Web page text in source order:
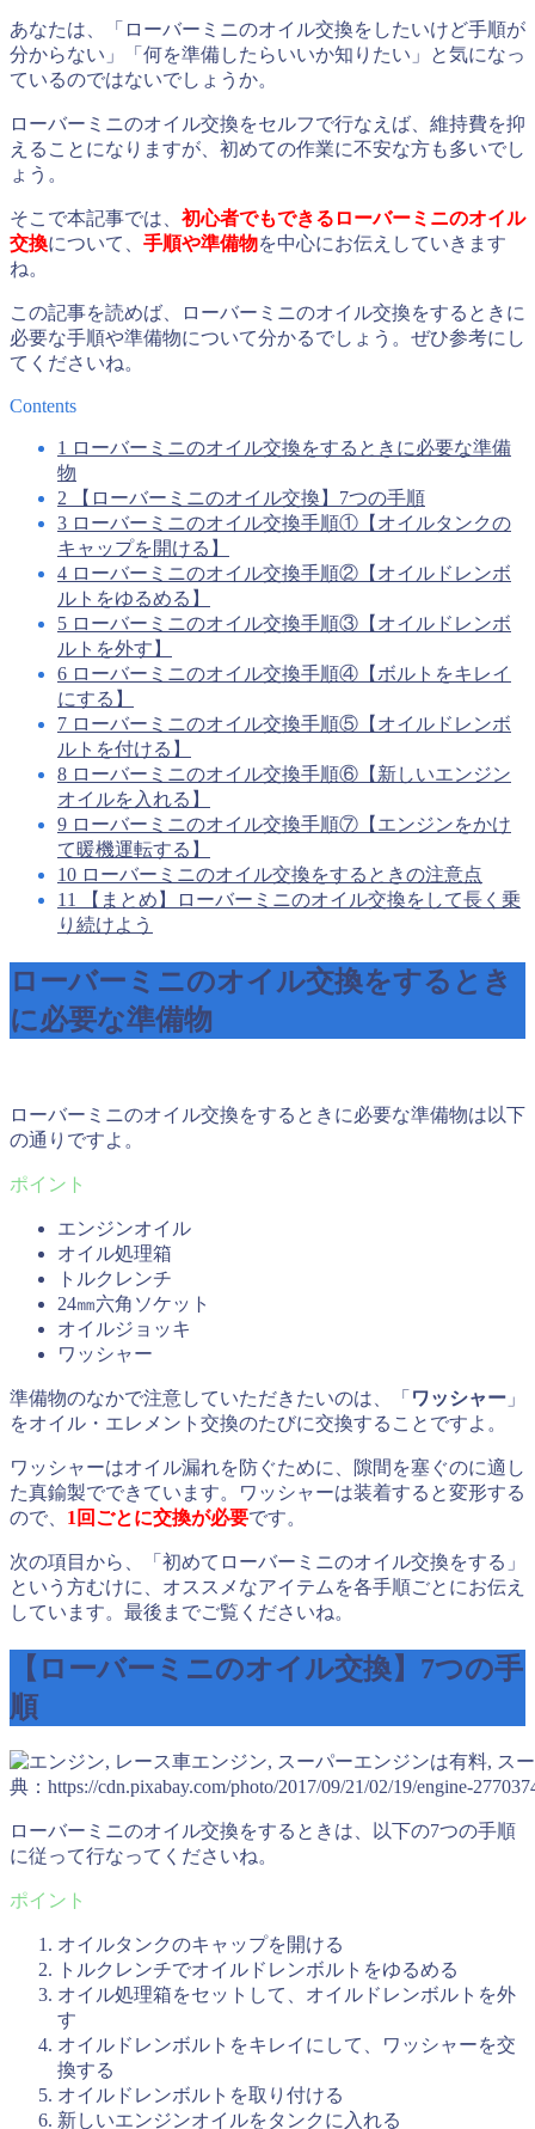
あなたは、「ローバーミニのオイル交換をしたいけど手順が
分からない」「何を準備したらいいか知りたい」と気になっ
ているのではないでしょうか。
ローバーミニのオイル交換をセルフで行なえば、維持費を抑
えることになりますが、初めての作業に不安な方も多いでし
ょう。
そこで本記事では、 初心者でもできるローバーミニのオイル
交換について、 手順や準備物を中心にお伝えしていきます
ね。
この記事を読めば、ローバーミニのオイル交換をするときに
必要な手順や準備物について分かるでしょう。ぜひ参考にし
てくださいね。
Contents
1 ローバーミニのオイル交換をするときに必要な準備
物
2 【ローバーミニのオイル交換】7つの手順
3 ローバーミニのオイル交換手順①【オイルタンクの
キャップを開ける】
4 ローバーミニのオイル交換手順②【オイルドレンボ
ルトをゆるめる】
5 ローバーミニのオイル交換手順③【オイルドレンボ
ルトを外す】
6 ローバーミニのオイル交換手順④【ボルトをキレイ
にする】
7 ローバーミニのオイル交換手順⑤【オイルドレンボ
ルトを付ける】
8 ローバーミニのオイル交換手順⑥【新しいエンジン
オイルを入れる】
9 ローバーミニのオイル交換手順⑦【エンジンをかけ
て暖機運転する】
10 ローバーミニのオイル交換をするときの注意点
11 【まとめ】ローバーミニのオイル交換をして長く乗
り続けよう
ローバーミニのオイル交換をするとき
に必要な準備物
ローバーミニのオイル交換をするときに必要な準備物は以下
の通りですよ。
エンジンオイル
オイル処理箱
トルクレンチ
24㎜六角ソケット
オイルジョッキ
ワッシャー
準備物のなかで注意していただきたいのは、「 ワッシャー 」
をオイル・エレメント交換のたびに交換することですよ。
ワッシャーはオイル漏れを防ぐために、隙間を塞ぐのに適し
た真鍮製でできています。ワッシャーは装着すると変形する
ので、 1回ごとに交換が必要です。
次の項目から、「初めてローバーミニのオイル交換をする」
という方むけに、オススメなアイテムを各手順ごとにお伝え
しています。最後までご覧くださいね。
【ローバーミニのオイル交換】7つの手
順
典：https://cdn.pixabay.com/photo/2017/09/21/02/19/engine-
ローバーミニのオイル交換をするときは、以下の7つの手順
に従って行なってくださいね。
オイルタンクのキャップを開ける
トルクレンチでオイルドレンボルトをゆるめる
オイル処理箱をセットして、オイルドレンボルトを外
す
オイルドレンボルトをキレイにして、ワッシャーを交
換する
オイルドレンボルトを取り付ける
新しいエンジンオイルをタンクに入れる